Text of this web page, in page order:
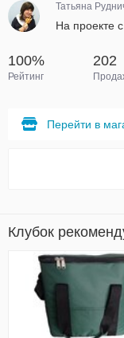
Татьяна
На проекте
100%
Рейтинг
202
Перейти в
Клубок